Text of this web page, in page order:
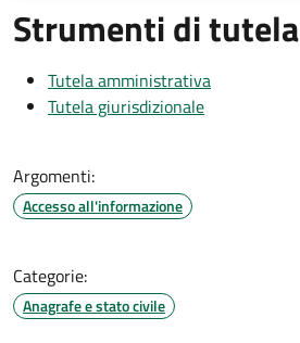
Strumenti di tutela
Tutela amministrativa
Tutela giurisdizionale
Argomenti:
Accesso all'informazione
Categorie:
Anagrafe e stato civile